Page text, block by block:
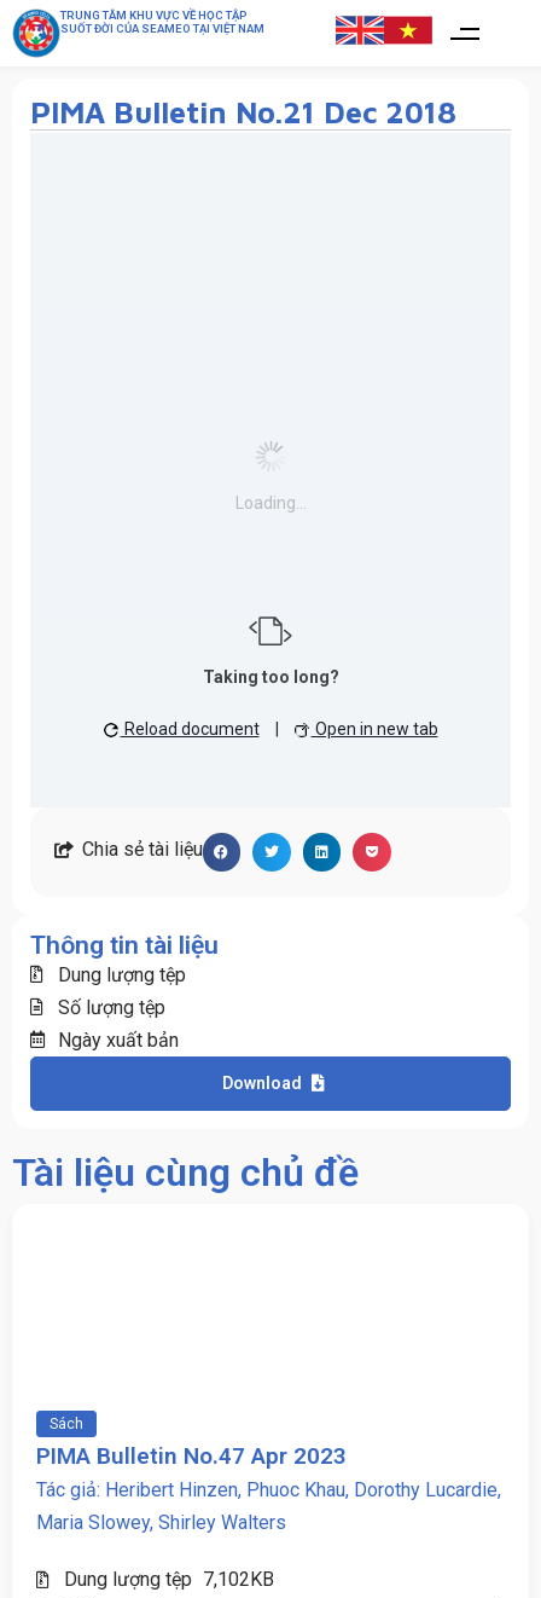
TRUNG TÂM KHU VỰC VỀ HỌC TẬP
SUỐT ĐỜI CỦA SEAMEO TẠI VIỆT NAM
PIMA Bulletin No.21 Dec 2018
Loading...
Taking too long?
Reload document Open in new tab
Chia sẻ tài liệu
Thông tin tài liệu
Dung lượng tệp
Số lượng tệp
Ngày xuất bản
Download
Tài liệu cùng chủ đề
Sách
PIMA Bulletin No.47 Apr 2023
Tác giả: Heribert Hinzen, Phuoc Khau, Dorothy Lucardie,
Maria Slowey, Shirley Walters
Dung lượng tệp 7,102KB